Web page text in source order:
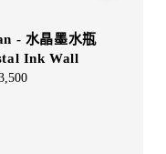
- 水晶墨水瓶
Ink Wall